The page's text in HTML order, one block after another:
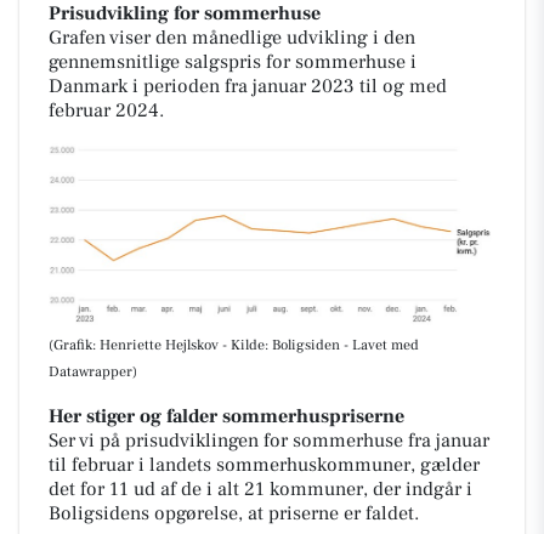
Prisudvikling for sommerhuse
Grafen viser den månedlige udvikling i den
gennemsnitlige salgspris for sommerhuse i
Danmark i perioden fra januar 2023 til og med
februar 2024.
(Grafik: Henriette Hejlskov - Kilde: Boligsiden - Lavet med
Datawrapper)
Her stiger og falder sommerhuspriserne
Ser vi på prisudviklingen for sommerhuse fra januar
til februar i landets sommerhuskommuner, gælder
det for 11 ud af de i alt 21 kommuner, der indgår i
Boligsidens opgørelse, at priserne er faldet.